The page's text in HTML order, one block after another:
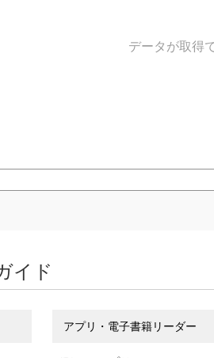
データが取得
イド
アプリ・電子書籍リーダー